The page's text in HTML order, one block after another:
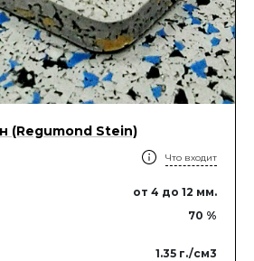
(Regumond Stein)
Что входит
от 4 до 12 мм.
70 %
1.35 г./см3